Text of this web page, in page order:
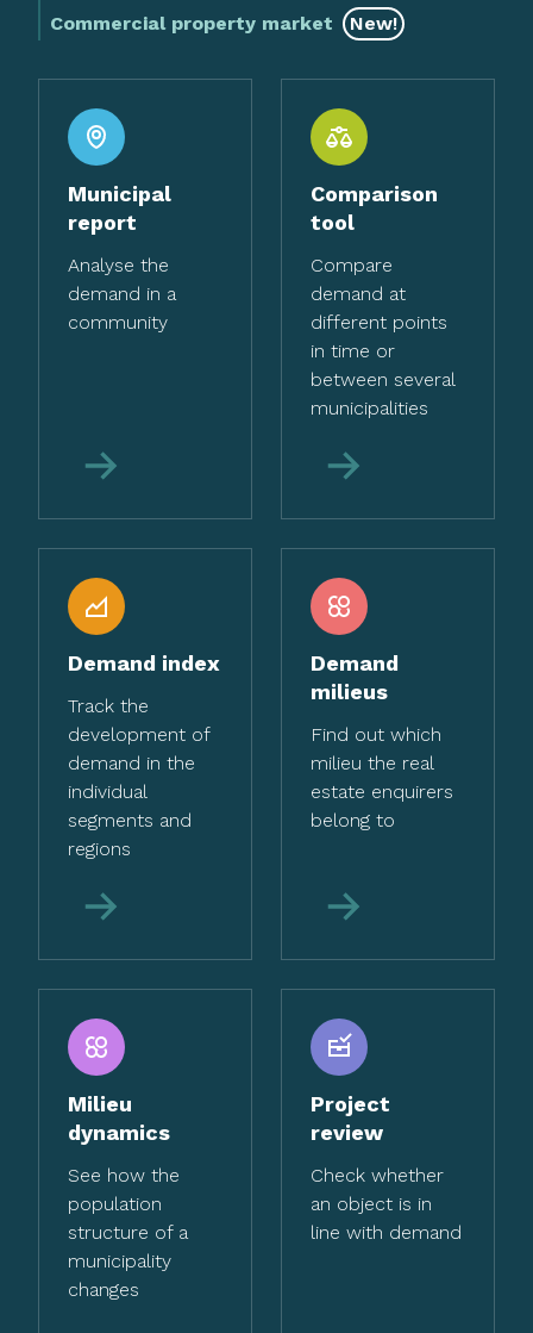
Commercial property market
New!
Municipal
report
Analyse the
demand in a
community
More
Comparison
tool
Compare
demand at
different points
in time or
between several
municipalities
More
Demand index
Track the
development of
demand in the
individual
segments and
regions
More
Demand
milieus
Find out which
milieu the real
estate enquirers
belong to
More
Milieu
dynamics
See how the
population
structure of a
municipality
changes
Project
review
Check whether
an object is in
line with demand